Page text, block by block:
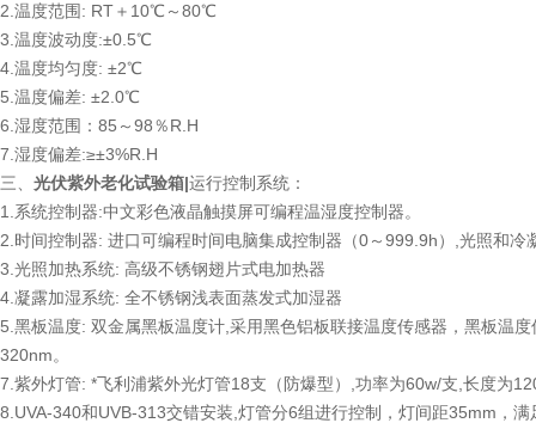
2.温度范围: RT＋10℃～80℃
3.温度波动度:±0.5℃
4.温度均匀度: ±2℃
5.温度偏差: ±2.0℃
6.湿度范围：85～98％R.H
7.湿度偏差:≥±3%R.H
三、 光伏紫外老化试验箱|运行控制系统：
1.系统控制器:中文彩色液晶触摸屏可编程温湿度控制器。
2.时间控制器: 进口可编程时间电脑集成控制器（0～999.9h）,光照和
3.光照加热系统: 高级不锈钢翅片式电加热器
4.凝露加湿系统: 全不锈钢浅表面蒸发式加湿器
5.黑板温度: 双金属黑板温度计,采用黑色铝板联接温度传感器，黑板温
320nm。
7.紫外灯管: *飞利浦紫外光灯管18支（防爆型）,功率为60w/支,长度为
8.UVA-340和UVB-313交错安装,灯管分6组进行控制，灯间距35mm，